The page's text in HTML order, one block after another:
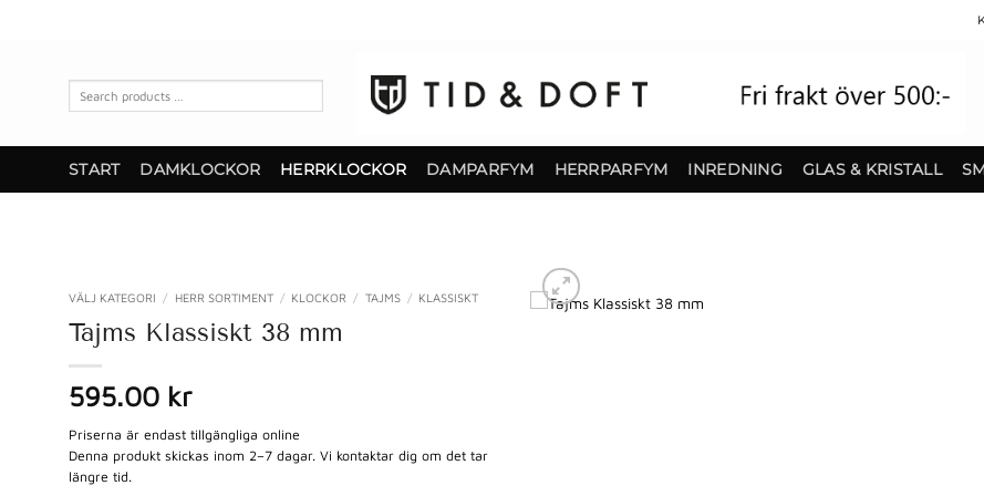
START DAMKLOCKOR HERRKLOCKOR DAMPARFYM HERRPARFYM INREDNING GLAS & KRISTALL
VÄLJ KATEGORI / HERR SORTIMENT / KLOCKOR / TAJMS / KLASSISKT
Tajms Klassiskt 38 mm
595.00 kr
Priserna är endast tillgängliga online
Denna produkt skickas inom 2–7 dagar. Vi kontaktar dig om det tar
längre tid.